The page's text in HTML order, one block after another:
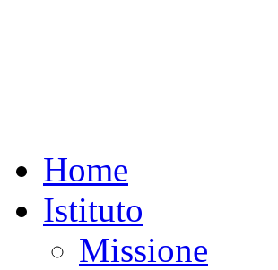
Home
Istituto
Missione